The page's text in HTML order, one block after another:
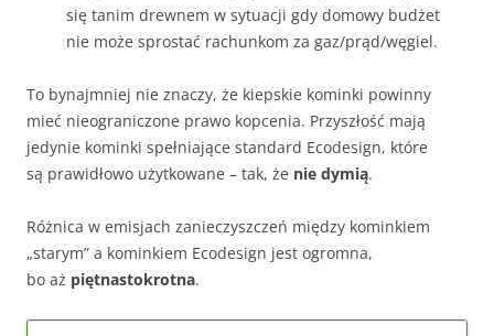
się tanim drewnem w sytuacji gdy domowy budżet
nie może sprostać rachunkom za gaz/prąd/węgiel.
To bynajmniej nie znaczy, że kiepskie kominki powinny
mieć nieograniczone prawo kopcenia. Przyszłość mają
jedynie kominki spełniające standard Ecodesign, które
są prawidłowo użytkowane – tak, że nie dymią.
Różnica w emisjach zanieczyszczeń między kominkiem
„starym” a kominkiem Ecodesign jest ogromna,
bo aż piętnastokrotna.